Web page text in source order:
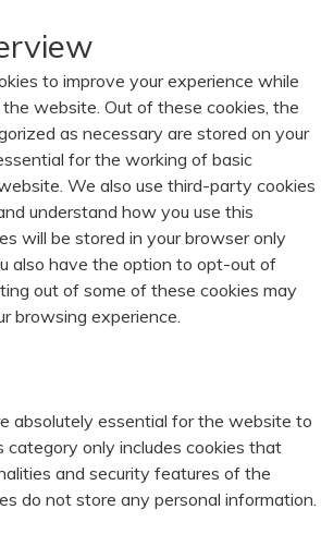
to improve your experience while
website. Out of these cookies, the
as necessary are stored on your
for the working of basic
We also use third-party cookies
understand how you use this
will be stored in your browser only
also have the option to opt-out of
out of some of these cookies may
browsing experience.
absolutely essential for the website to
category only includes cookies that
and security features of the
do not store any personal information.